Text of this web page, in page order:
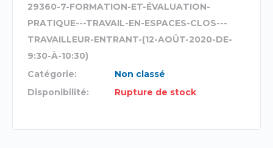
29360-7-FORMATION-ET-ÉVALUATION-
PRATIQUE---TRAVAIL-EN-ESPACES-CLOS---
TRAVAILLEUR-ENTRANT-(12-AOÛT-2020-DE-
9:30-À-10:30)
Catégorie:
Non classé
Disponibilité:
Rupture de stock